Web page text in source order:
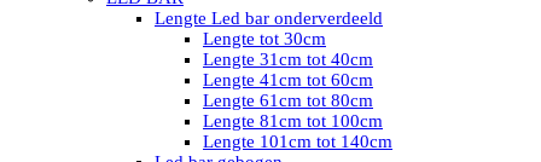
Lengte Led bar onderverdeeld
Lengte tot 30cm
Lengte 31cm tot 40cm
Lengte 41cm tot 60cm
Lengte 61cm tot 80cm
Lengte 81cm tot 100cm
Lengte 101cm tot 140cm